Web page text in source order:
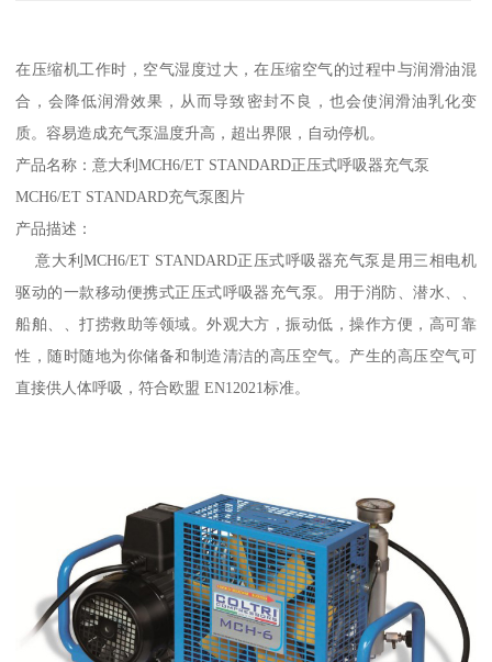
在压缩机工作时，空气湿度过大，在压缩空气的过程中与润滑油混
合，会降低润滑效果，从而导致密封不良，也会使润滑油乳化变
质。容易造成充气泵温度升高，超出界限，自动停机。
产品名称：意大利MCH6/ET STANDARD正压式呼吸器充气泵
MCH6/ET STANDARD充气泵图片
产品描述：
意大利MCH6/ET STANDARD正压式呼吸器充气泵是用三相电机
驱动的一款移动便携式正压式呼吸器充气泵。用于消防、潜水、、
船舶、、打捞救助等领域。外观大方，振动低，操作方便，高可靠
性，随时随地为你储备和制造清洁的高压空气。产生的高压空气可
直接供人体呼吸，符合欧盟 EN12021标准。